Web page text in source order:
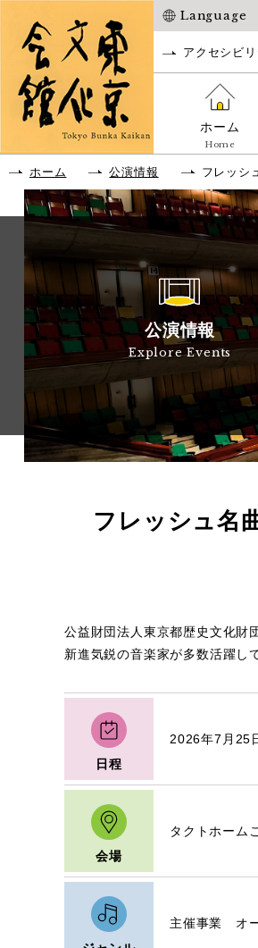
Language
アクセシビ
ホーム
Home
ホーム 公演情報 フレッシ
公演情報
Explore Events
フレッシュ名
公益財団法人東京都歴史文化財
新進気鋭の音楽家が多数活躍し
日程
2026年7月25
会場
タクトホーム
主催事業 オ